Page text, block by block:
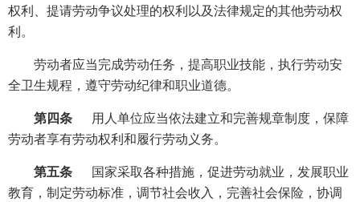
权利、提请劳动争议处理的权利以及法律规定的其他劳动权
利。
劳动者应当完成劳动任务，提高职业技能，执行劳动安
全卫生规程，遵守劳动纪律和职业道德。
第四条
用人单位应当依法建立和完善规章制度，保障
劳动者享有劳动权利和履行劳动义务。
第五条
国家采取各种措施，促进劳动就业，发展职业
教育，制定劳动标准，调节社会收入，完善社会保险，协调